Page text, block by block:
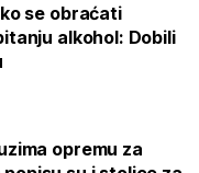
se obraćati
alkohol: Dobili
opremu za